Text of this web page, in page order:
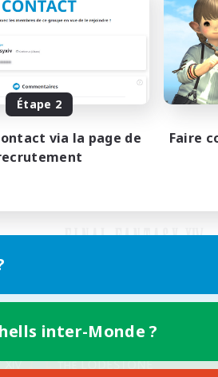
Version mobile
Étape 2
via la page de
Faire
inter-Monde ?